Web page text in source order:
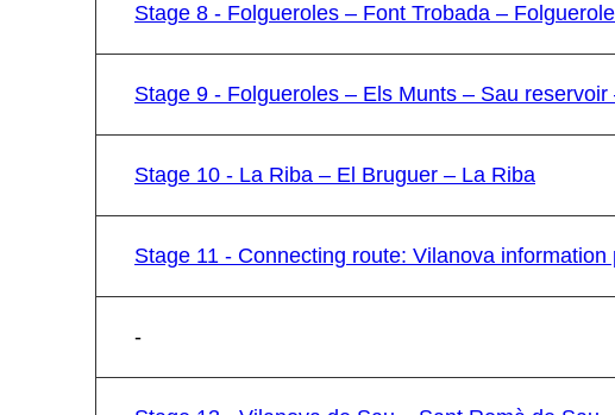
Stage 8 - Folgueroles – Font Trobada –
Stage 9 - Folgueroles – Els Munts – Sau
Stage 10 - La Riba – El Bruguer – La Riba
Stage 11 - Connecting route: Vilanova
-